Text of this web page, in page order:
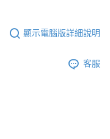
顯示電腦版詳細說明
客服